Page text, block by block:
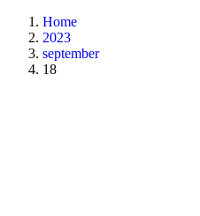
Home
2023
september
18